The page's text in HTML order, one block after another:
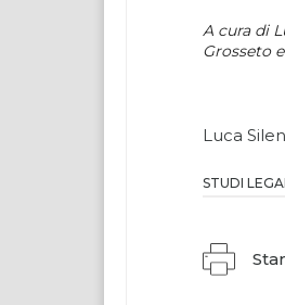
A cura di
Grosseto
Luca
STUDI